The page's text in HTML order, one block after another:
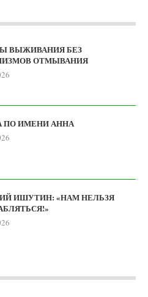
ВЫЖИВАНИЯ БЕЗ
ОТМЫВАНИЯ
ПО ИМЕНИ АННА
ИШУТИН: «НАМ НЕЛЬЗЯ